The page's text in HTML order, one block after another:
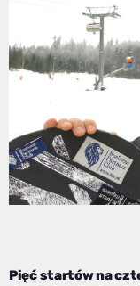
Pięć startów na